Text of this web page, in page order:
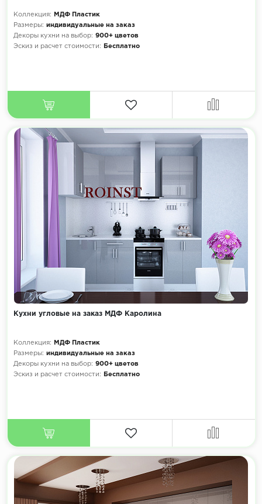
Коллекция:
МДФ Пластик
Размеры: индивидуальные на заказ
Декоры кухни на выбор: 900+ цветов
Эскиз и расчет стоимости:
Бесплатно
Кухни угловые на заказ МДФ Каролина
Коллекция:
МДФ Пластик
Размеры: индивидуальные на заказ
Декоры кухни на выбор: 900+ цветов
Эскиз и расчет стоимости:
Бесплатно